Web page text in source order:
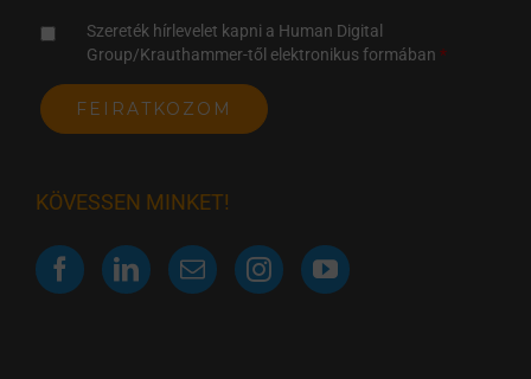
Szereték hírlevelet kapni a Human Digital
Group/Krauthammer-től elektronikus formában
KÖVESSEN MINKET!